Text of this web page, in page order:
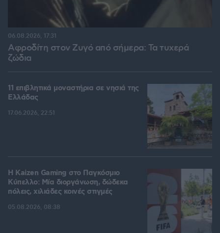
Αφροδίτη στον Ζυγό από σήμερα: Τα τυχερά
ζώδια
06.08.2026, 17:31
11 επιβλητικά μοναστήρια σε νησιά της
Ελλάδας
17.06.2026, 22:51
H Kaizen Gaming στο Παγκόσμιο
Kύπελλο: Μία διοργάνωση, δώδεκα
πόλεις, χιλιάδες κοινές στιγμές
05.08.2026, 08:38